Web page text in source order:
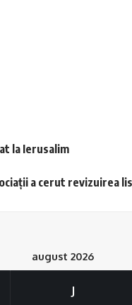
la Ierusalim
a cerut revizuirea
august 2026
J